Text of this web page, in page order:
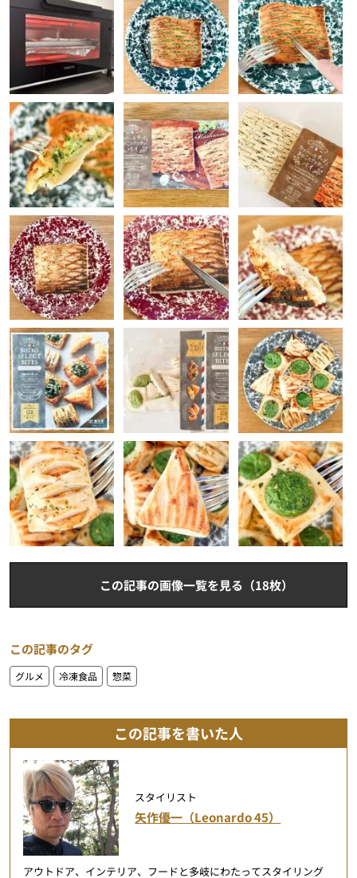
この記事の画像一覧を見る（18枚）
この記事のタグ
グルメ 冷凍食品 惣菜
この記事を書いた人
スタイリスト
矢作優一（Leonardo 45）
アウトドア、インテリア、フードと多岐にわたってスタイリング